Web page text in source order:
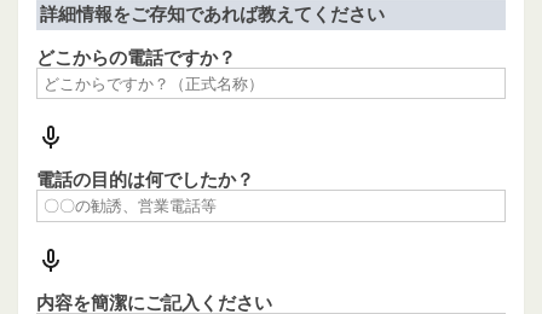
詳細情報をご存知であれば教えてください
どこからの電話ですか？
電話の目的は何でしたか？
内容を簡潔にご記入ください